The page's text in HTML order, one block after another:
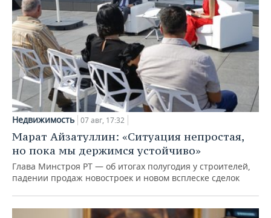
Недвижимость 07 авг, 17:32
Марат Айзатуллин: «Ситуация непростая,
но пока мы держимся устойчиво»
Глава Минстроя РТ — об итогах полугодия у строителей,
падении продаж новостроек и новом всплеске сделок